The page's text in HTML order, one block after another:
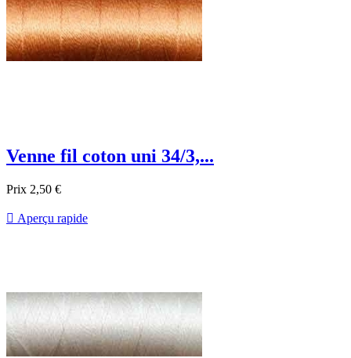
Venne fil coton uni 34/3,...
Prix 2,50 €
 Aperçu rapide